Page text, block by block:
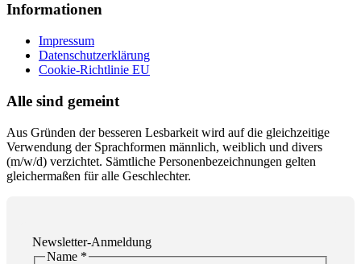
Informationen
Impressum
Datenschutzerklärung
Cookie-Richtlinie EU
Alle sind gemeint
Aus Gründen der besseren Lesbarkeit wird auf die gleichzeitige
Verwendung der Sprachformen männlich, weiblich und divers
(m/w/d) verzichtet. Sämtliche Personenbezeichnungen gelten
gleichermaßen für alle Geschlechter.
Newsletter-Anmeldung
Name *